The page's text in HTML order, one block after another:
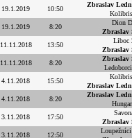
19.1.2019
10:50
Zbraslav
19.1.2019
8:20
Dion
Zbraslav
11.11.2018
13:50
Liboc
Zbraslav
11.11.2018
8:20
Zbraslav
4.11.2018
15:50
Zbraslav
4.11.2018
8:20
Zbraslav
3.11.2018
17:50
Zbraslav
3.11.2018
12:50